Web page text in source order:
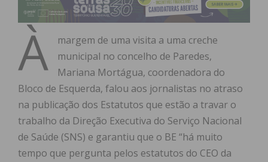
À
margem de uma visita a uma creche
municipal no concelho de Paredes,
Mariana Mortágua, coordenadora do
Bloco de Esquerda, falou aos jornalistas no atraso
na publicação dos Estatutos que estão a travar o
trabalho da Direção Executiva do Serviço Nacional
de Saúde (SNS) e garantiu que o BE “há muito
tempo que pergunta pelos estatutos do CEO da